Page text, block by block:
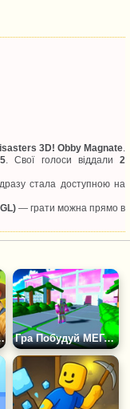
3D! Obby Magnate
. Свої голоси віддали2
стала доступною на
— грати можна прямо в
Ферми Гра Побудуй МЕГА Особняк Барбі Тайкон 3D